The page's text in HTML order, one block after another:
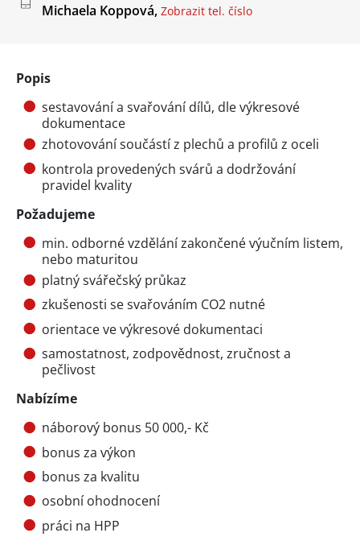
Michaela Koppová, Zobrazit tel. číslo
Popis
sestavování a svařování dílů, dle výkresové
dokumentace
zhotovování součástí z plechů a profilů z oceli
kontrola provedených svárů a dodržování
pravidel kvality
Požadujeme
min. odborné vzdělání zakončené výučním listem,
nebo maturitou
platný svářečský průkaz
zkušenosti se svařováním CO2 nutné
orientace ve výkresové dokumentaci
samostatnost, zodpovědnost, zručnost a
pečlivost
Nabízíme
náborový bonus 50 000,- Kč
bonus za výkon
bonus za kvalitu
osobní ohodnocení
práci na HPP